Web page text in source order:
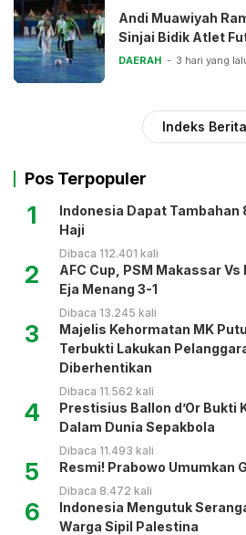
Andi Muawiyah
Sinjai Bidik Atlet
DAERAH 3 hari yang
Indeks Berita
Pos Terpopuler
1
Indonesia Dapat
Haji
Dibaca 112.401 kali
2
AFC Cup, PSM Makassar
Eja Menang 3-1
Dibaca 13.245 kali
3
Majelis Kehormatan MK
Terbukti Lakukan
Diberhentikan
Dibaca 11.562 kali
4
Prestisius Ballon d’Or Bukti
Dalam Dunia Sepakbola
Dibaca 11.493 kali
5 Resmi! Prabowo Umumkan
Dibaca 8.472 kali
6
Indonesia Mengutuk
Warga Sipil Palestina